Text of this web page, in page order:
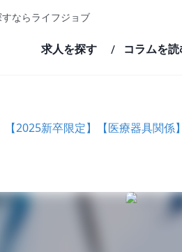
ならライフジョブ
求人を探す / コラムを
【2025新卒限定】【医療器具関